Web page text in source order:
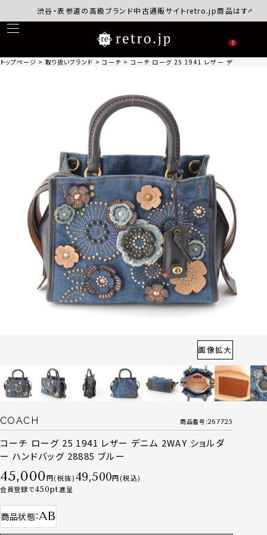
渋谷・表参道の高級ブランド中古通販サイトretro.jp商品はすべて正規
0
トップページ 取り扱いブランド コーチ コーチ ローグ 25 1941 レザー デニム 2WAY
画像拡大
COACH 商品番号 267725
コーチ ローグ 25 1941 レザー デニム 2WAY ショルダ
ー ハンドバッグ 28885 ブルー
45,000 税抜 49,500
税込
会員登録で450 進呈
商品状態 AB